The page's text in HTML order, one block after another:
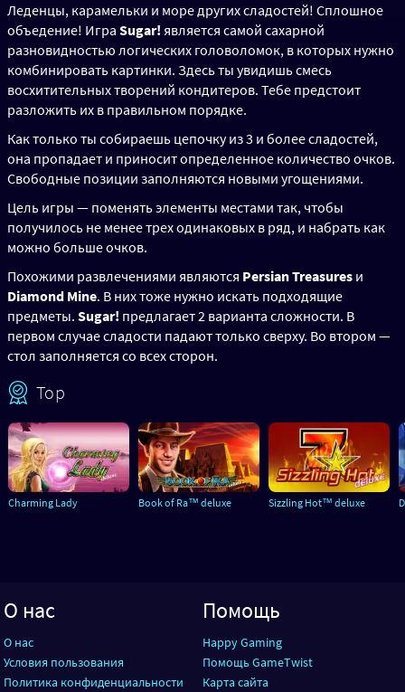
Леденцы, карамельки и море других сладостей! Сплошное
объедение! Игра Sugar! является самой сахарной
разновидностью логических головоломок, в которых нужно
комбинировать картинки. Здесь ты увидишь смесь
восхитительных творений кондитеров. Тебе предстоит
разложить их в правильном порядке.
Как только ты собираешь цепочку из 3 и более сладостей,
она пропадает и приносит определенное количество очков.
Свободные позиции заполняются новыми угощениями.
Цель игры — поменять элементы местами так, чтобы
получилось не менее трех одинаковых в ряд, и набрать как
можно больше очков.
Похожими развлечениями являются Persian Treasures и
Diamond Mine. В них тоже нужно искать подходящие
предметы. Sugar! предлагает 2 варианта сложности. В
первом случае сладости падают только сверху. Во втором —
стол заполняется со всех сторон.
Top
Charming Lady Book of Ra™ deluxe Sizzling Hot™ deluxe
О нас
О нас
Условия пользования
Политика конфиденциальности
Помощь
Happy Gaming
Помощь GameTwist
Карта сайта